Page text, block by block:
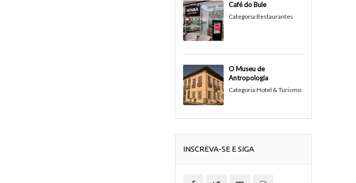
Café do Bule
Categoria:Restaurantes
O Museu de
Antropologia
Categoria:Hotel & Turismo
INSCREVA-SE E SIGA